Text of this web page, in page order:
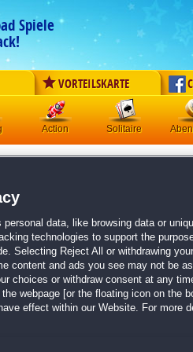
Spiele
VORTEILSKARTE
Action Solitaire
von3 Mitgliedern
| Größe: 736.5 MB
Wimmelbilder
Mini-Spiele und Rätsel
data, like browsing data or
technologies to support the
Selecting Reject All or withdrawing your
content and ads you see may not be
choices or withdraw consent at any
webpage [or the floating icon on the
effect within our Website. For more